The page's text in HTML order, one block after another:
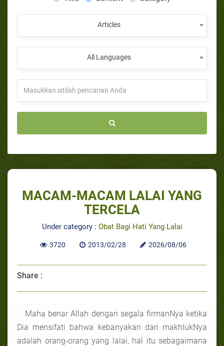
Articles
All Languages
MACAM-MACAM LALAI YANG
TERCELA
Under category : Obat Bagi Hati Yang Lalai
3720 2013/02/28 2026/08/06
Share :
Maha benar Allah dengan segala firmanNya ketika
Dia mensifati bahwa kebanyakan dari makhlukNya
adalah orang-orang yang lalai, hal itu sebagaimana